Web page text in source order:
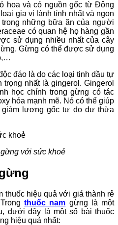
hoa và có nguồn gốc từ Đông
gia vị lành tính nhất và ngon
những bữa ăn của người
có quan hệ họ hàng gần
sử dụng nhiều nhất của cây
Gừng có thể được sử dụng
đáo là do các loại tinh dầu tự
nhất là gingerol. Gingerol
học chính trong gừng có tác
hóa mạnh mẽ. Nó có thể giúp
lượng gốc tự do dư thừa
với sức khoẻ
thuốc hiệu quả với giá thành rẻ
thuốc nam gừng là một
dưới đây là một số bài thuốc
hiệu quả nhất: